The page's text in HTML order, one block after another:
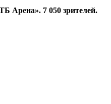
Арена». 7 050 зрителей.